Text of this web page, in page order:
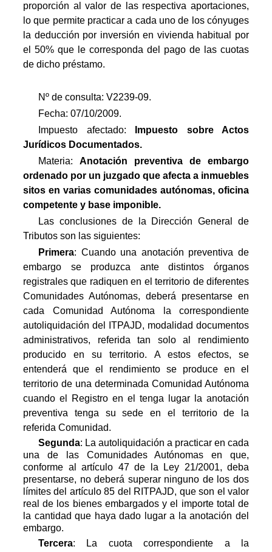
proporción al valor de las respectiva aportaciones,
lo que permite practicar a cada uno de los cónyuges
la deducción por inversión en vivienda habitual por
el 50% que le corresponda del pago de las cuotas
de dicho préstamo.
Nº de consulta: V2239-09.
Fecha: 07/10/2009.
Impuesto afectado:
Impuesto
sobre Actos
Jurídicos Documentados.
Materia: Anotación preventiva de embargo
ordenado por un juzgado que afecta a inmuebles
sitos en varias comunidades autónomas, oficina
competente y base imponible.
Las conclusiones de la Dirección General de
Tributos son las siguientes:
Primera: Cuando una anotación preventiva de
embargo se produzca ante distintos órganos
registrales que radiquen en el territorio de diferentes
Comunidades Autónomas, deberá presentarse en
cada Comunidad Autónoma la correspondiente
autoliquidación del ITPAJD, modalidad documentos
administrativos, referida tan solo al rendimiento
producido en su territorio. A estos efectos, se
entenderá que el rendimiento se produce en el
territorio de una determinada Comunidad Autónoma
cuando el Registro en el tenga lugar la anotación
preventiva tenga su sede en el territorio de la
referida Comunidad.
Segunda: La autoliquidación a practicar en cada
una de las Comunidades Autónomas en que,
conforme al artículo 47 de la Ley 21/2001, deba
presentarse, no deberá superar ninguno de los dos
límites del artículo 85 del RITPAJD, que son el valor
real de los bienes embargados y el importe total de
la cantidad que haya dado lugar a la anotación del
embargo.
Tercera: La cuota correspondiente a la